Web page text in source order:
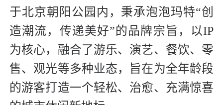
于北京朝阳公园内，秉承泡泡玛特“创
造潮流，传递美好”的品牌宗旨，以IP
为核心，融合了游乐、演艺、餐饮、零
售、观光等多种业态，旨在为全年龄段
的游客打造一个轻松、治愈、充满惊喜